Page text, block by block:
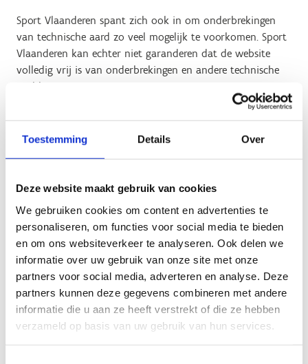
Toestemming Details Over
Deze website maakt gebruik van cookies
We gebruiken cookies om content en advertenties te
personaliseren, om functies voor social media te bieden
en om ons websiteverkeer te analyseren. Ook delen we
informatie over uw gebruik van onze site met onze
partners voor social media, adverteren en analyse. Deze
partners kunnen deze gegevens combineren met andere
informatie die u aan ze heeft verstrekt of die ze hebben
verzameld op basis van uw gebruik van hun services.
Sport Vlaanderen spant zich ook in om onderbrekingen
van technische aard zo veel mogelijk te voorkomen. Sport
Vlaanderen kan echter niet garanderen dat de website
volledig vrij is van onderbrekingen en andere technische
problemen.
Sport Vlaanderen kan niet aansprakelijk gesteld worden
door het gebruik van deze website of van de op of via
deze website ter beschikking gestelde informatie. Dat geldt
werkonderbrekingen of beschadigingen van apparatuur,
programma's of andere gegevens op jouw
computersysteem.
Alle beeldmateriaal op de website van Sport Vlaanderen is
afkomstig uit onze eigen databank, Getty images of Belga
images. Alle foto's, video's en grafisch materiaal zijn
eigendom van Sport Vlaanderen en mogen niet zonder
toestemming worden gebruikt.